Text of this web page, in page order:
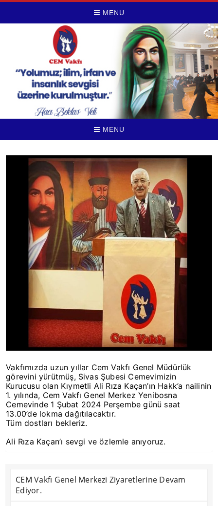
MENU
MENU
Vakfımızda uzun yıllar Cem Vakfı Genel Müdürlük
görevini yürütmüş, Sivas Şubesi Cemevimizin
Kurucusu olan Kıymetli Ali Rıza Kaçan’ın Hakk’a nailinin
1. yılında, Cem Vakfı Genel Merkez Yenibosna
Cemevinde 1 Şubat 2024 Perşembe günü saat
13.00’de lokma dağıtılacaktır.
Tüm dostları bekleriz.
Ali Rıza Kaçan’ı sevgi ve özlemle anıyoruz.
CEM Vakfı Genel Merkezi Ziyaretlerine Devam
Ediyor.